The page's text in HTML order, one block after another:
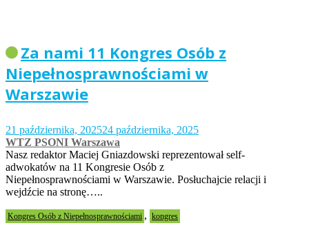
Za nami 11 Kongres Osób z
Niepełnosprawnościami w
Warszawie
21 października, 202524 października, 2025
WTZ PSONI Warszawa
Nasz redaktor Maciej Gniazdowski reprezentował self-
adwokatów na 11 Kongresie Osób z
Niepełnosprawnościami w Warszawie. Posłuchajcie relacji i
wejdźcie na stronę…..
Kongres Osób z Niepełnosprawnościami , kongres